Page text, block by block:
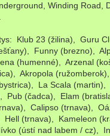
Winding Road,
Klub 23 (žilina), Guru
Funny (brezno),
(humenné), Arzenal
Akropola
La Scala
Pub (čadca), Elam
Calipso (trnava),
Hell (trnava), Kameleon
(ústí nad labem / cz),